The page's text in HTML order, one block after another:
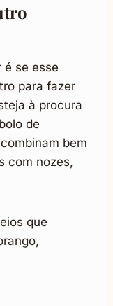
é se esse
para fazer
à procura
de
bem
com nozes,
que